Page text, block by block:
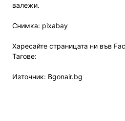
вaлeжи.
Снимка: pixabay
Харесайте страницата ни във
Тагове:
Източник: Bgonair.bg